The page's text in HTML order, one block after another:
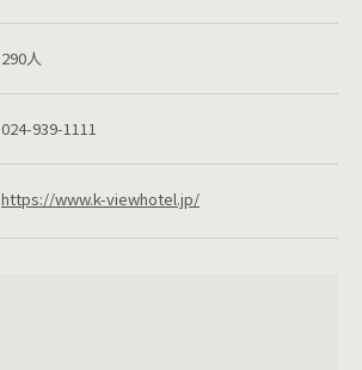
290人
024-939-1111
https://www.k-viewhotel.jp/